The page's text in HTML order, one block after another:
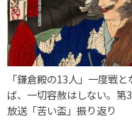
「鎌倉殿の13人」一度戦と
ば、一切容赦はしない。第
放送「苦い盃」振り返り